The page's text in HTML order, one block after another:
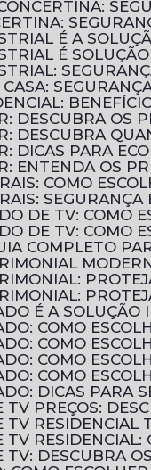
É A
É
CASA:
DESCUBRA OS
DESCUBRA
DICAS PARA
ENTENDA OS
COMO
DE TV: COMO
DE TV: COMO
COMPLETO
É A
COMO
COMO
COMO
COMO
DICAS PARA
TV PREÇOS:
TV
TV
TV: DESCUBRA